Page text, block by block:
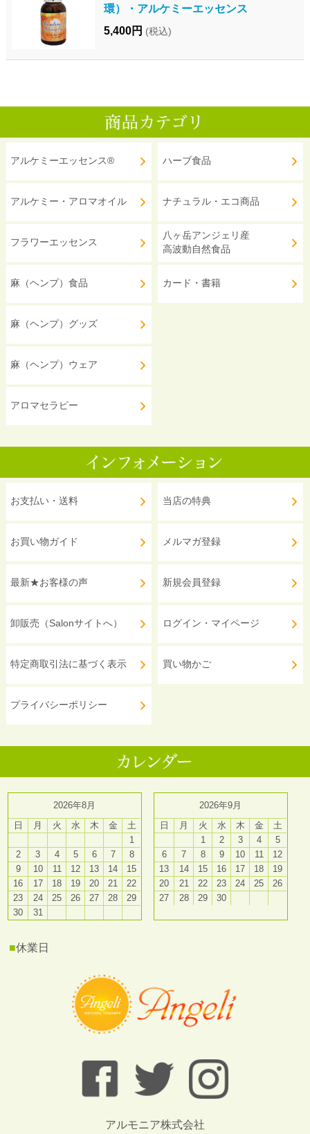
環）・アルケミーエッセンス
5,400円 (税込)
アルケミーエッセンス®
アルケミー・アロマオイル
フラワーエッセンス
麻（ヘンプ）食品
麻（ヘンプ）グッズ
麻（ヘンプ）ウェア
アロマセラピー
ハーブ食品
ナチュラル・エコ商品
八ヶ岳アンジェリ産
高波動自然食品
カード・書籍
お支払い・送料
お買い物ガイド
最新★お客様の声
卸販売（Salonサイトへ）
特定商取引法に基づく表示
プライバシーポリシー
当店の特典
メルマガ登録
新規会員登録
ログイン・マイページ
買い物かご
2026年8月
日
月 火 水 木 金
土
1
2
3 4 5 6 7
8
9
10 11 12 13 14
15
16
17 18 19 20 21
22
23
24 25 26 27 28
29
30
31
2026年9月
日
月 火 水 木 金
土
1
2 3 4
5
6
7 8 9 10 11
12
13
14 15 16 17 18
19
20
21 22 23 24 25
26
27
28 29 30
■休業日
アルモニア株式会社